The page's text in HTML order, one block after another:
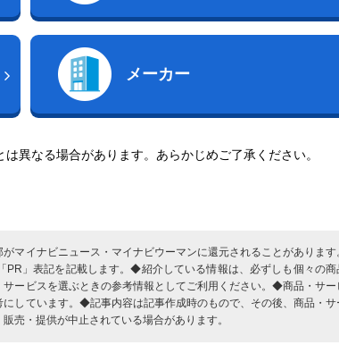
メーカー
異なる場合があります。あらかじめご了承ください。
マイナビニュース・マイナビウーマンに還元されることがありま
PR」表記を記載します。◆紹介している情報は、必ずしも個々の商
ービスを選ぶときの参考情報としてご利用ください。◆商品・サー
しています。◆記事内容は記事作成時のもので、その後、商品・サ
売・提供が中止されている場合があります。